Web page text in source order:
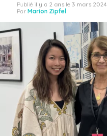
Publié il y a 2 ans le 3 mars 2024
Par Marion Zipfel